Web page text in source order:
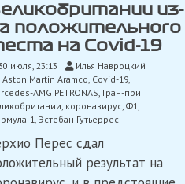
из-
положительного
на Covid-19
июля, 23:13
Илья Навроцкий
Aston Martin Aramco Covid-19
AMG PETRONAS Гран-при
коронавирус Ф1
1 Эстебан Гутьеррес
Перес сдал
результат на